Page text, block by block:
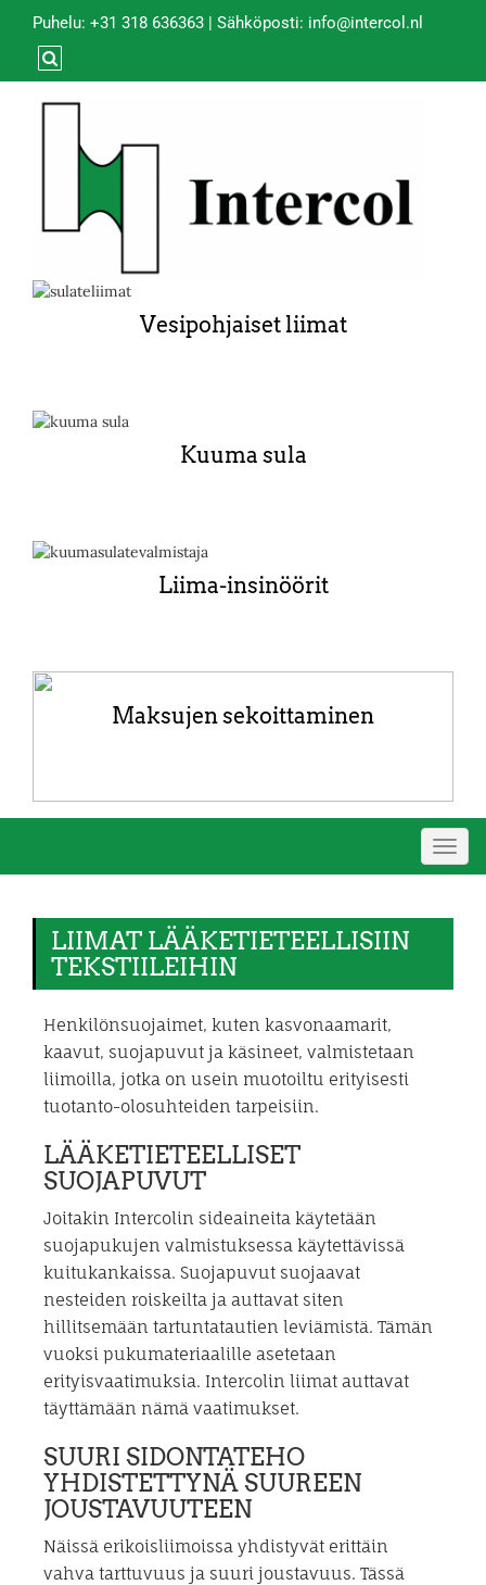
Puhelu: +31 318 636363 | Sähköposti: info@intercol.nl
Vesipohjaiset liimat
Kuuma sula
Liima-insinöörit
Maksujen sekoittaminen
LIIMAT LÄÄKETIETEELLISIIN
TEKSTIILEIHIN
Henkilönsuojaimet, kuten kasvonaamarit,
kaavut, suojapuvut ja käsineet, valmistetaan
liimoilla, jotka on usein muotoiltu erityisesti
tuotanto-olosuhteiden tarpeisiin.
LÄÄKETIETEELLISET
SUOJAPUVUT
Joitakin Intercolin sideaineita käytetään
suojapukujen valmistuksessa käytettävissä
kuitukankaissa. Suojapuvut suojaavat
nesteiden roiskeilta ja auttavat siten
hillitsemään tartuntatautien leviämistä. Tämän
vuoksi pukumateriaalille asetetaan
erityisvaatimuksia. Intercolin liimat auttavat
täyttämään nämä vaatimukset.
SUURI SIDONTATEHO
YHDISTETTYNÄ SUUREEN
JOUSTAVUUTEEN
Näissä erikoisliimoissa yhdistyvät erittäin
vahva tarttuvuus ja suuri joustavuus. Tässä